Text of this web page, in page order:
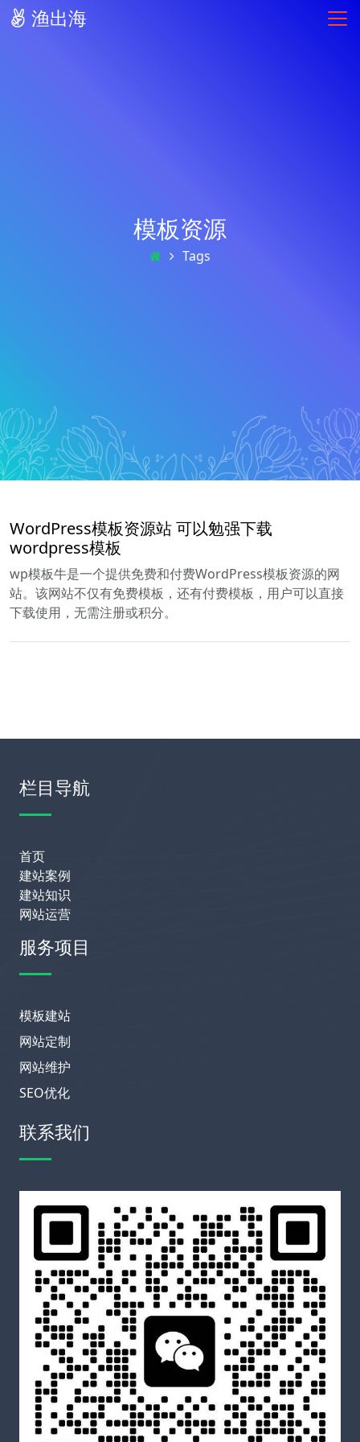
渔出海
模板资源
Tags
WordPress模板资源站 可以勉强下载
wordpress模板
wp模板牛是一个提供免费和付费WordPress模板资源的网
站。该网站不仅有免费模板，还有付费模板，用户可以直接
下载使用，无需注册或积分。
栏目导航
首页
建站案例
建站知识
网站运营
服务项目
模板建站
网站定制
网站维护
SEO优化
联系我们